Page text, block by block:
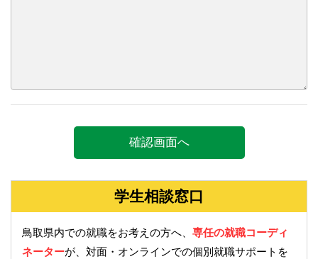
学生相談窓口
鳥取県内での就職をお考えの方へ、 専任の就職コーディ
ネーターが、対面・オンラインでの個別就職サポートを